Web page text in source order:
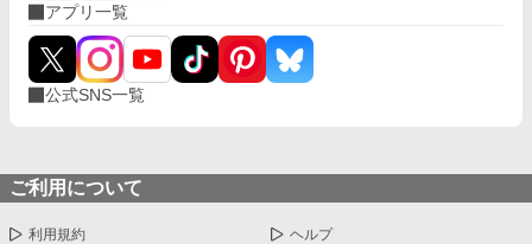
アプリ一覧
公式SNS一覧
ご利用について
利用規約 ヘルプ